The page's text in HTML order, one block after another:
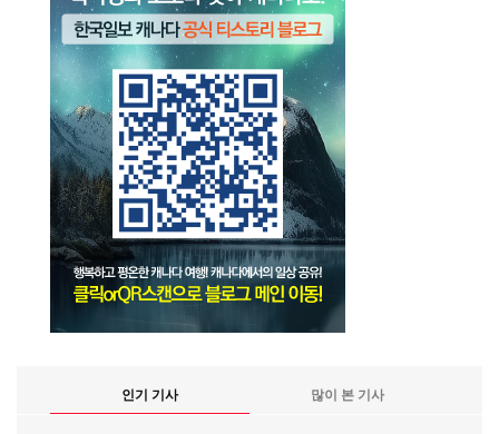
인기 기사 많이 본 기사